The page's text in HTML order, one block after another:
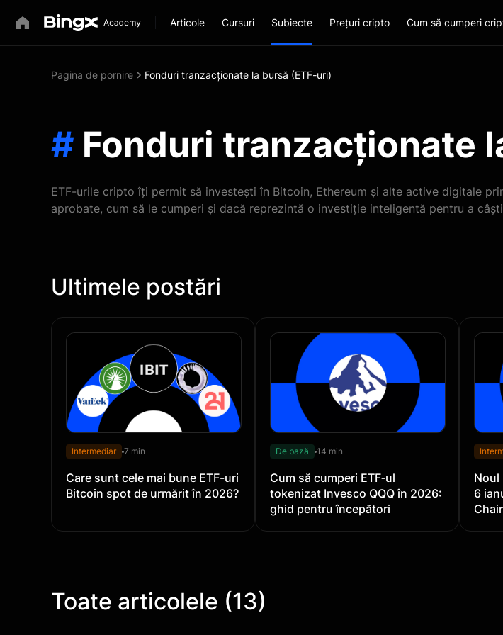
Articole Cursuri Subiecte Prețuri cripto Cum să cumperi
Pagina de pornire Fonduri tranzacționate la bursă (ETF-uri)
# Fonduri tranzacționate
ETF-urile cripto îți permit să investești în Bitcoin, Ethereum și alte active digitale
aprobate, cum să le cumperi și dacă reprezintă o investiție inteligentă pentru a
Ultimele postări
Intermediar 7 min
Care sunt cele mai bune ETF-uri
Bitcoin spot de urmărit în 2026?
De bază 14 min
Cum să cumperi ETF‑ul
tokenizat Invesco QQQ în 2026:
ghid pentru începători
Noul
6
Toate articolele (13)